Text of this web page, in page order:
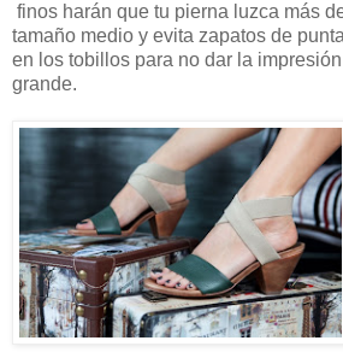
finos harán que tu pierna luzca más
tamaño medio y evita zapatos de
en los tobillos para no dar la
grande.